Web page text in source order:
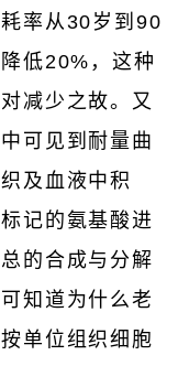
率从30岁到90
低20%，这种
减少之故。又
可见到耐量曲
及血液中积
记的氨基酸进
的合成与分解
知道为什么老
单位组织细胞